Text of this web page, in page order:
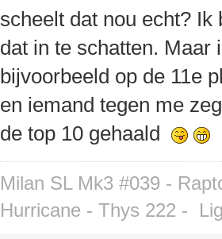
scheelt dat nou echt?
dat in te schatten. Maar
bijvoorbeeld op de 11e
en iemand tegen me
de top 10 gehaald
Milan SL Mk3 #039 -
Hurricane - Thys 222 -